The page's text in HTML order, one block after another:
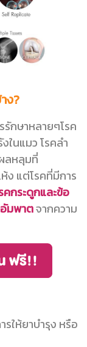
ง?
รักษาหลายๆโรค
ในแมว โรคลํา
ลหลุมที่
ง แต่โรคที่มีการ
คกระดูกและข้อ
มพาตจากความ
ให้ยาบำรุง หรือ